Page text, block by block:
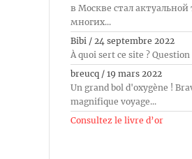
в Москве стал
многих...
Bibi / 24 septembre 2022
À quoi sert ce site ?
breucq / 19 mars 2022
Un grand bol d'oxygène !
magnifique voyage...
Consultez le livre d’or